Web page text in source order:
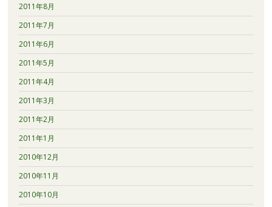
2011年8月
2011年7月
2011年6月
2011年5月
2011年4月
2011年3月
2011年2月
2011年1月
2010年12月
2010年11月
2010年10月